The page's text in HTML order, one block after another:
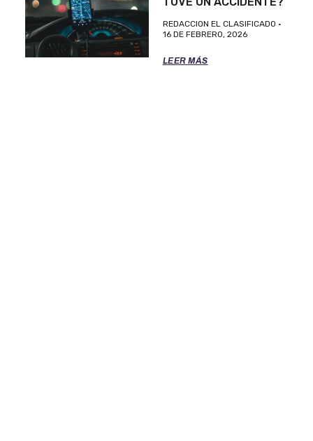
REDACCION EL CLASIFICADO
16 DE FEBRERO, 2026
LEER MÁS